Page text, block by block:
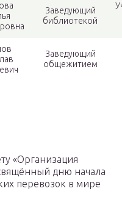
Заведующий
библиотекой
Заведующий
общежитием
«Организация
дню начала
перевозок в мире